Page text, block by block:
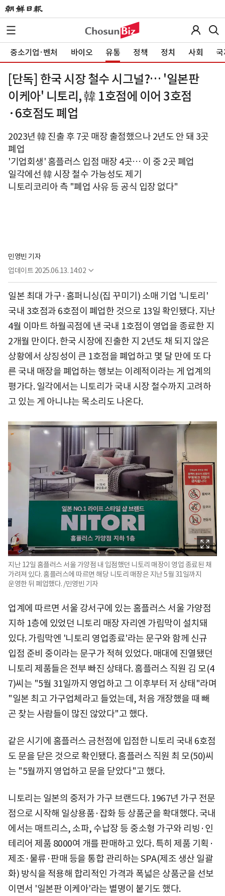
중소기업·벤처 바이오 유통 정책 정치 사회
[단독] 한국 시장 철수 시그널?… '일본판
이케아' 니토리, 韓 1호점에 이어 3호점
·6호점도 폐업
2023년 韓 진출 후 7곳 매장 출점했으나 2년도 안 돼 3곳
폐업
'기업회생' 홈플러스 입점 매장 4곳… 이 중 2곳 폐업
일각에선 韓 시장 철수 가능성도 제기
니토리코리아 측 "폐업 사유 등 공식 입장 없다"
민영빈 기자
업데이트 2025.06.13. 14:02
일본 최대 가구·홈퍼니싱(집 꾸미기) 소매 기업 '니토리'
국내 3호점과 6호점이 폐업한 것으로 13일 확인됐다. 지난
4월 이마트 하월곡점에 낸 국내 1호점이 영업을 종료한 지
2개월 만이다. 한국 시장에 진출한 지 2년도 채 되지 않은
상황에서 상징성이 큰 1호점을 폐업하고 몇 달 만에 또 다
른 국내 매장을 폐업하는 행보는 이례적이라는 게 업계의
평가다. 일각에서는 니토리가 국내 시장 철수까지 고려하
고 있는 게 아니냐는 목소리도 나온다.
지난 12일 홈플러스 서울 가양점 내 입점했던 니토리 매장이 영업 종료된 채
가려져 있다. 홈플러스에 따르면 해당 니토리 매장은 지난 5월 31일까지
운영한 뒤 폐업했다. /민영빈 기자
업계에 따르면 서울 강서구에 있는 홈플러스 서울 가양점
지하 1층에 있었던 니토리 매장 자리엔 가림막이 설치돼
있다. 가림막엔 '니토리 영업종료'라는 문구와 함께 신규
입점 준비 중이라는 문구가 적혀 있었다. 매대에 진열됐던
니토리 제품들은 전부 빠진 상태다. 홈플러스 직원 김 모(4
7)씨는 "5월 31일까지 영업하고 그 이후부터 저 상태"라며
"일본 최고 가구업체라고 들었는데, 처음 개장했을 때 빼
곤 찾는 사람들이 많진 않았다"고 했다.
같은 시기에 홈플러스 금천점에 입점한 니토리 국내 6호점
도 문을 닫은 것으로 확인됐다. 홈플러스 직원 최 모(50)씨
는 "5월까지 영업하고 문을 닫았다"고 했다.
니토리는 일본의 중저가 가구 브랜드다. 1967년 가구 전문
점으로 시작해 일상용품·잡화 등 상품군을 확대했다. 국내
에서는 매트리스, 소파, 수납장 등 중소형 가구와 리빙·인
테리어 제품 8000여 개를 판매하고 있다. 특히 제품 기획·
제조·물류·판매 등을 통합 관리하는 SPA(제조 생산 일괄
화) 방식을 적용해 합리적인 가격과 폭넓은 상품군을 선보
이면서 '일본판 이케아'라는 별명이 붙기도 했다.